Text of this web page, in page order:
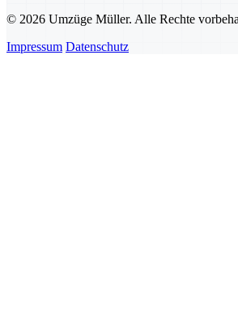
© 2026 Umzüge Müller. Alle Rechte
Impressum Datenschutz